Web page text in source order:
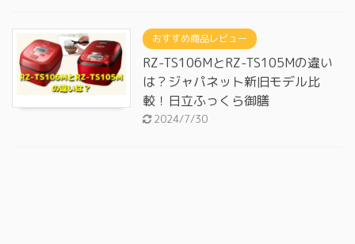
おすすめ商品レビュー
RZ-TS106MとRZ-TS105Mの違い
は？ジャパネット新旧モデル比
較！日立ふっくら御膳
2024/7/30